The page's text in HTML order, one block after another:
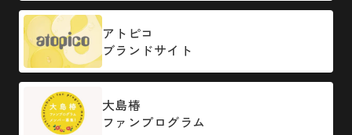
アトピコ
ブランドサイト
大島椿
ファンプログラム